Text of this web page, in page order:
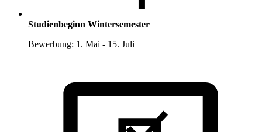
Studienbeginn Wintersemester
Bewerbung: 1. Mai - 15. Juli